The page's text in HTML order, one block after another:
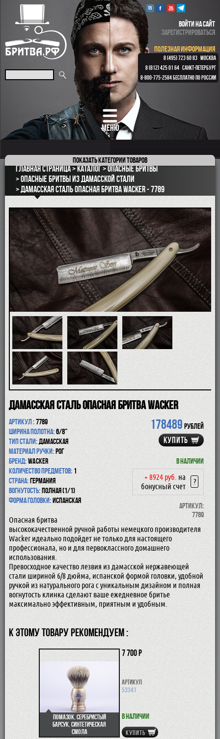
МЕНЮ
ВОЙТИ НА САЙТ
ЗАРЕГИСТРИРОВАТЬСЯ
ПОЛЕЗНАЯ ИНФОРМАЦИЯ
8 (495) 723 60 83 МОСКВА
8 (812) 425 01 64 САНКТ-ПЕТЕРБУРГ
8-800-775-2584 БЕСПЛАТНО ПО РОССИИ
Показатькатегории товаров
ПОДАРОЧНЫЕ НАБОРЫ
ОПАСНЫЕ БРИТВЫ
РЕМНИ
КЛАССИЧЕСКИЕ СТАНКИ
БРИТВЕННЫЕ НАБОРЫ
ПОМАЗКИ
СОВРЕМЕННЫЕ БРИТВЫ
ФУТЛЯРЫ
ДЛЯ БРИТЬЯ
ПОСЛЕ БРИТЬЯ
ДЛЯ БОРОДЫ И УСОВ
ДЛЯ ВОЛОС И ТЕЛА
ПАРФЮМ
ЧАШКИ
КОСМЕТИЧКИ
АКСЕССУАРЫ
МАНИКЮРНЫЕ ИНСТРУМЕНТЫ
СКИДКА
Главная страница Каталог
Опасные бритвы
Опасные бритвы из Дамасской стали
Дамасская сталь Опасная бритва Wacker - 7789
Дамасская сталь Опасная бритва Wacker
178489 рублей
КУПИТЬ
В наличии
+ 8924 руб.на
бонусный счет
?
Артикул:
7789
Артикул :7789
Ширина полотна:6/8”
Тип стали:дамасская
Материал ручки:рог
Бренд:Wacker
Количество предметов: 1
Страна:Германия
Вогнутость:Полная (1/1)
Форма головки:Испанская
Опасная бритва
высококачественной ручной работы немецкого производителя
Wacker идеально подойдет не только для настоящего
профессионала, но и для первоклассного домашнего
использования.
Превосходное качество лезвия из дамасской нержавеющей
стали шириной 6/8 дюйма, испанской формой головки, удобной
ручкой из натурального рога с уникальным дизайном и полная
вогнутость клинка сделают ваше ежедневное бритье
максимально эффективным, приятным и удобным.
К ЭТОМУ ТОВАРУ РЕКОМЕНДУЕМ :
Помазок, серебристый
барсук, синтетическая
смола
7 700 р
Артикул
53341
В наличии
КУПИТЬ